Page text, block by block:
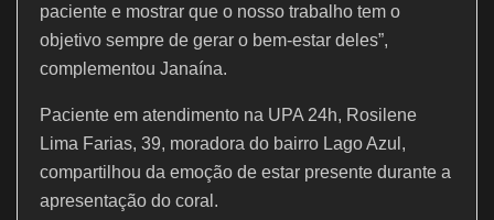
paciente e mostrar que o nosso trabalho tem o
objetivo sempre de gerar o bem-estar deles”,
complementou Janaína.
Paciente em atendimento na UPA 24h, Rosilene
Lima Farias, 39, moradora do bairro Lago Azul,
compartilhou da emoção de estar presente durante a
apresentação do coral.